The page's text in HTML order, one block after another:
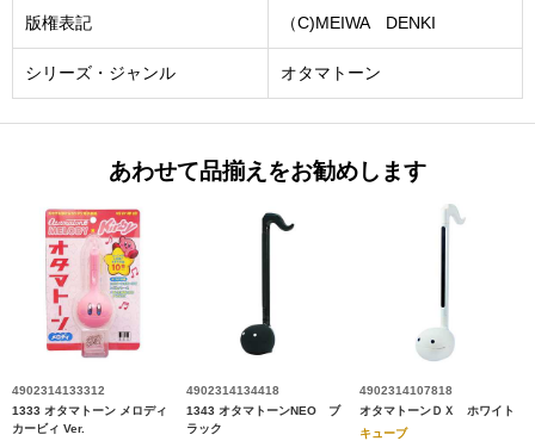
版権表記 （C)MEIWA DENKI
シリーズ・ジャンル オタマトーン
あわせて品揃えをお勧めします
4902314133312
1333 オタマトーン メロディ
カービィ Ver.
4902314134418
1343 オタマトーンNEO ブ
ラック
4902314107818
オタマトーンＤＸ ホワイト
キューブ